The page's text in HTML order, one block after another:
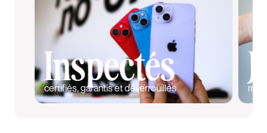
Inspectés
certifiés, garantis et déverrouillés